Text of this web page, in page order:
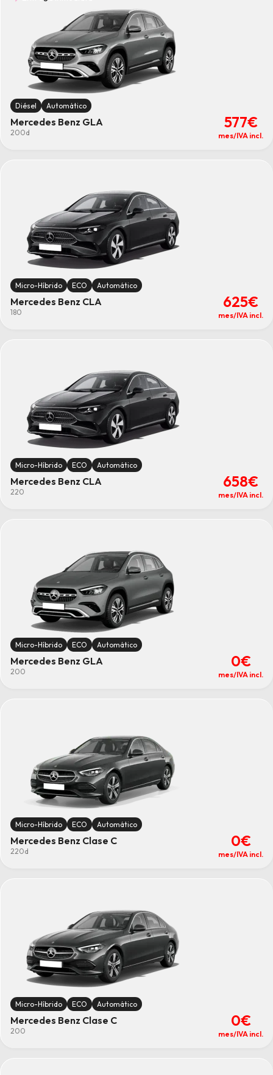
Diésel Automático
Mercedes Benz GLA
200d
577€
mes/IVA incl.
Micro-Híbrido ECO Automático
Mercedes Benz CLA
180
625€
mes/IVA incl.
Micro-Híbrido ECO Automático
Mercedes Benz CLA
220
658€
mes/IVA incl.
Micro-Híbrido ECO Automático
Mercedes Benz GLA
200
0€
mes/IVA incl.
Micro-Híbrido ECO Automático
Mercedes Benz Clase C
220d
0€
mes/IVA incl.
Micro-Híbrido ECO Automático
Mercedes Benz Clase C
200
0€
mes/IVA incl.